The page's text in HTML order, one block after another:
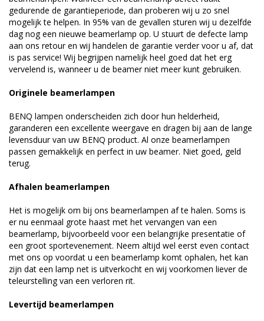
gedurende de garantieperiode, dan proberen wij u zo snel
mogelijk te helpen. In 95% van de gevallen sturen wij u dezelfde
dag nog een nieuwe beamerlamp op. U stuurt de defecte lamp
aan ons retour en wij handelen de garantie verder voor u af, dat
is pas service! Wij begrijpen namelijk heel goed dat het erg
vervelend is, wanneer u de beamer niet meer kunt gebruiken.
Originele beamerlampen
BENQ lampen onderscheiden zich door hun helderheid,
garanderen een excellente weergave en dragen bij aan de lange
levensduur van uw BENQ product. Al onze beamerlampen
passen gemakkelijk en perfect in uw beamer. Niet goed, geld
terug.
Afhalen beamerlampen
Het is mogelijk om bij ons beamerlampen af te halen. Soms is
er nu eenmaal grote haast met het vervangen van een
beamerlamp, bijvoorbeeld voor een belangrijke presentatie of
een groot sportevenement. Neem altijd wel eerst even contact
met ons op voordat u een beamerlamp komt ophalen, het kan
zijn dat een lamp net is uitverkocht en wij voorkomen liever de
teleurstelling van een verloren rit.
Levertijd beamerlampen